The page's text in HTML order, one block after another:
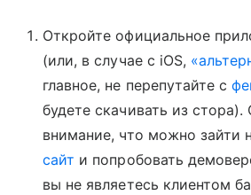
Откройте официальное
(или, в случае с iOS,
главное, не перепутайте с
будете скачивать из стора).
внимание, что можно зайти
сайт и попробовать
вы не являетесь клиентом